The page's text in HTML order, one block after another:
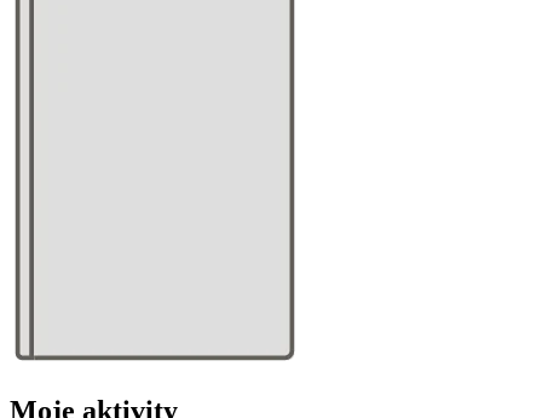
Moje aktivity